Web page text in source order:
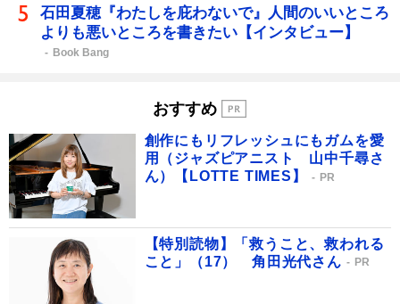
石田夏穂『わたしを庇わないで』人間のいいところ
よりも悪いところを書きたい【インタビュー】
Book Bang
おすすめ
創作にもリフレッシュにもガムを愛
用（ジャズピアニスト 山中千尋さ
ん）【LOTTE TIMES】
PR
【特別読物】「救うこと、救われる
こと」（17） 角田光代さん
PR